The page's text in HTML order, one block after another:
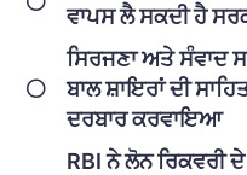
ਵਾਪਸ ਲੈ ਸਕਦੀ ਹੈ
ਸਿਰਜਣਾ ਅਤੇ ਸੰਵਾਦ
ਬਾਲ ਸ਼ਾਇਰਾਂ ਦੀ
ਦਰਬਾਰ ਕਰਵਾਇਆ
RBI ਨੇ ਲੋਨ ਰਿਕਵਰੀ